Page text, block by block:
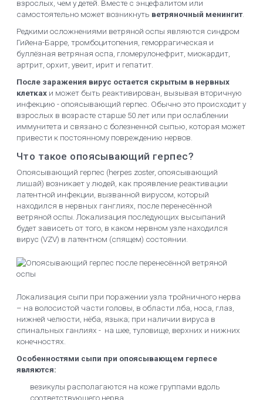
взрослых, чем у детей. Вместе с энцефалитом или
самостоятельно может возникнуть ветряночный менингит.
Редкими осложнениями ветряной оспы являются синдром
Гийена-Барре, тромбоцитопения, геморрагическая и
буллёзная ветряная оспа, гломерулонефрит, миокардит,
артрит, орхит, увеит, ирит и гепатит.
После заражения вирус остается скрытым в нервных
клетках и может быть реактивирован, вызывая вторичную
инфекцию - опоясывающий герпес. Обычно это происходит у
взрослых в возрасте старше 50 лет или при ослаблении
иммунитета и связано с болезненной сыпью, которая может
привести к постоянному повреждению нервов.
Что такое опоясывающий герпес?
Опоясывающий герпес (herpes zoster, опоясывающий
лишай) возникает у людей, как проявление реактивации
латентной инфекции, вызванной вирусом, который
находился в нервных ганглиях, после перенесённой
ветряной оспы. Локализация последующих высыпаний
будет зависеть от того, в каком нервном узле находился
вирус (VZV) в латентном (спящем) состоянии.
Локализация сыпи при поражении узла тройничного нерва
– на волосистой части головы, в области лба, носа, глаз,
нижней челюсти, нёба, языка; при наличии вируса в
спинальных ганлиях - на шее, туловище, верхних и нижних
конечностях.
Особенностями сыпи при опоясывающем герпесе
являются:
везикулы располагаются на коже группами вдоль
соответствующего нерва,